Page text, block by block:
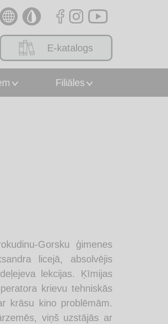
E-katalogs
Filiāles
Gorsku ģimenes
licejā, absolvējis
lekcijas. Ķīmijas
krievu tehniskās
krāsu kino problēmām.
viņš uzstājās ar